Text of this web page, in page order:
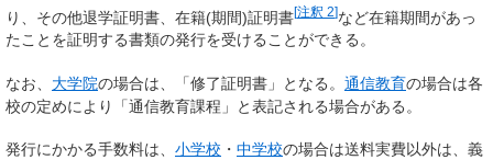
り、その他退学証明書 在籍(期間)証明書[注釈 2]など在籍期間があっ
たことを証明する書類の発行を受けることができる。
なお、 大学院の場合は、「修了証明書 」となる。 通信教育の場合は各
校の定めにより「通信教育課程 」と表記される場合がある。
発行にかかる手数料は、 小学校 ・ 中学校の場合は送料実費以外は、義